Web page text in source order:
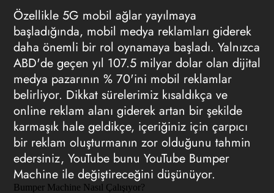
Özellikle 5G mobil ağlar yayılmaya
başladığında, mobil medya reklamları giderek
daha önemli bir rol oynamaya başladı. Yalnızca
ABD'de geçen yıl 107.5 milyar dolar olan dijital
medya pazarının % 70'ini mobil reklamlar
belirliyor. Dikkat sürelerimiz kısaldıkça ve
online reklam alanı giderek artan bir şekilde
karmaşık hale geldikçe, içeriğiniz için çarpıcı
bir reklam oluşturmanın zor olduğunu tahmin
edersiniz, YouTube bunu YouTube Bumper
Machine ile değiştireceğini düşünüyor.
Bumper Machine Nasıl Çalışıyor?